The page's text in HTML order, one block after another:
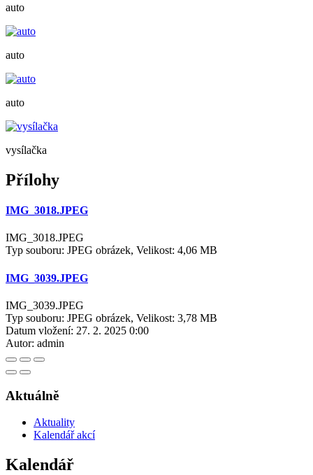
auto
auto
auto
vysílačka
Přílohy
IMG_3018.JPEG
IMG_3018.JPEG
Typ souboru: JPEG obrázek, Velikost: 4,06 MB
IMG_3039.JPEG
IMG_3039.JPEG
Typ souboru: JPEG obrázek, Velikost: 3,78 MB
Datum vložení: 27. 2. 2025 0:00
Autor: admin
Aktuálně
Aktuality
Kalendář akcí
Kalendář